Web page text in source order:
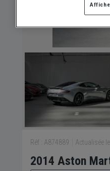
Réf : A874889 Actualisée
2014 Aston